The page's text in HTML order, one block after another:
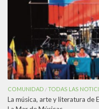
COMUNIDAD /TODAS LAS
La música, arte y literatura de